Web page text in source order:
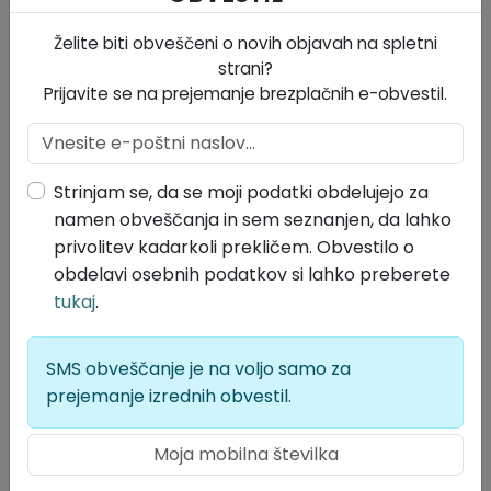
zarod nov
iz vas bo strah sovražnikov!
Mladenči, zdaj se pije
zdravljica vaša, vi naš up;
ljubezni domačije
noben naj vam ne usmŕti strup;
kakor nàs,
jo sŕčno bránit' kliče čas!
Živé naj vsi naródi,
ko rojak
prost bo vsak,
ne vrag, le sosed bo mejak!
Nazadnje še, prijatlji,
Želite biti obveščeni o novih objavah na spletni
strani?
Prijavite se na prejemanje brezplačnih e-obvestil.
Strinjam se, da se moji podatki obdelujejo za
namen obveščanja in sem seznanjen, da lahko
privolitev kadarkoli prekličem. Obvestilo o
obdelavi osebnih podatkov si lahko preberete
tukaj.
SMS obveščanje je na voljo samo za
prejemanje izrednih obvestil.